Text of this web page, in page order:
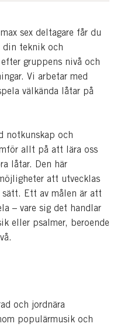
sex deltagare får du
din teknik och
gruppens nivå och
Vi arbetar med
välkända låtar på
notkunskap och
allt på att lära oss
låtar. Den här
att utvecklas
Ett av målen är att
– vare sig det handlar
eller psalmer, beroende
och jordnära
populärmusik och